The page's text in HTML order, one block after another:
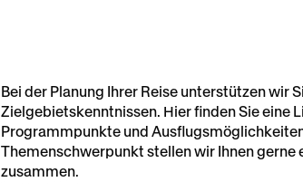
Bei der Planung Ihrer Reise unterstützen wir
Zielgebietskenntnissen. Hier finden Sie eine
Programmpunkte und
Themenschwerpunkt stellen wir Ihnen
zusammen.